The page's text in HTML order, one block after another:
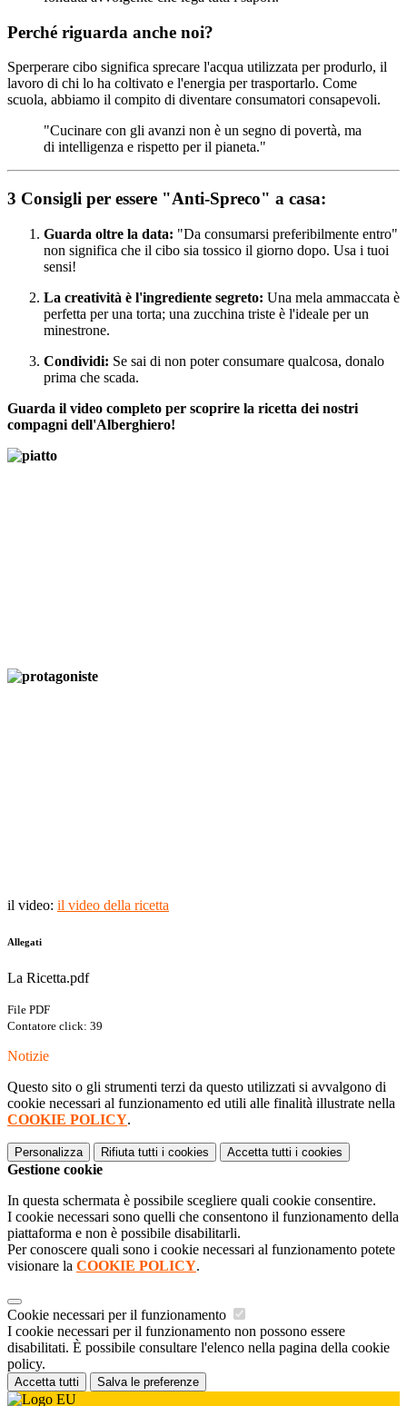
Perché riguarda anche noi?
Sperperare cibo significa sprecare l'acqua utilizzata per produrlo, il
lavoro di chi lo ha coltivato e l'energia per trasportarlo. Come
scuola, abbiamo il compito di diventare consumatori consapevoli.
"Cucinare con gli avanzi non è un segno di povertà, ma
di intelligenza e rispetto per il pianeta."
3 Consigli per essere "Anti-Spreco" a casa:
Guarda oltre la data: "Da consumarsi preferibilmente entro"
non significa che il cibo sia tossico il giorno dopo. Usa i tuoi
sensi!
La creatività è l'ingrediente segreto: Una mela ammaccata è
perfetta per una torta; una zucchina triste è l'ideale per un
minestrone.
Condividi: Se sai di non poter consumare qualcosa, donalo
prima che scada.
Guarda il video completo per scoprire la ricetta dei nostri
compagni dell'Alberghiero!
il video: il video della ricetta
Allegati
La Ricetta.pdf
File PDF
Contatore click: 39
Notizie
Questo sito o gli strumenti terzi da questo utilizzati si avvalgono di
cookie necessari al funzionamento ed utili alle finalità illustrate nella
COOKIE POLICY.
Personalizza Rifiuta tutti i cookies Accetta tutti i cookies
Gestione cookie
In questa schermata è possibile scegliere quali cookie consentire.
I cookie necessari sono quelli che consentono il funzionamento della
piattaforma e non è possibile disabilitarli.
Per conoscere quali sono i cookie necessari al funzionamento potete
visionare la COOKIE POLICY.
Cookie necessari per il funzionamento
I cookie necessari per il funzionamento non possono essere
disabilitati. È possibile consultare l'elenco nella pagina della cookie
policy.
Accetta tutti Salva le preferenze